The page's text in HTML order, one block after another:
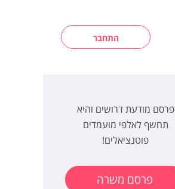
התחבר
פרסם מודעת דרושים והיא
תחשף לאלפי מועמדים
פוטנציאלים!
פרסם משרה